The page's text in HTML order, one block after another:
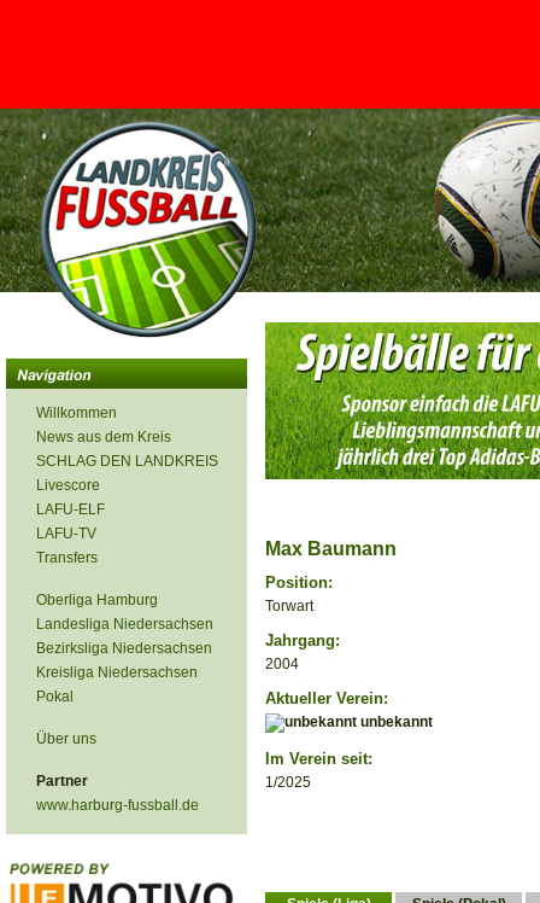
<
Willkommen
News aus dem Kreis
SCHLAG DEN LANDKREIS
Livescore
LAFU-ELF
LAFU-TV
Transfers
Oberliga Hamburg
Landesliga Niedersachsen
Bezirksliga Niedersachsen
Kreisliga Niedersachsen
Pokal
Über uns
Partner
www.harburg-fussball.de
Max Baumann
Position:
Torwart
Jahrgang:
2004
Aktueller Verein:
unbekannt
Im Verein seit:
1/2025